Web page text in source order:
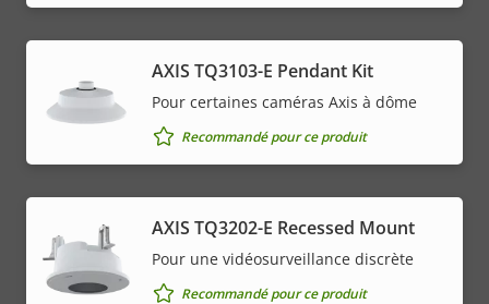
AXIS TQ3103-E Pendant Kit
Pour certaines caméras Axis à dôme
Recommandé pour ce produit
AXIS TQ3202-E Recessed Mount
Pour une vidéosurveillance discrète
Recommandé pour ce produit